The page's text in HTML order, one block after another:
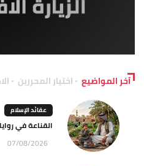
آخر المواضيع اختيار المحررين
عقائد الإسلام
القناعة في
07/08/2026